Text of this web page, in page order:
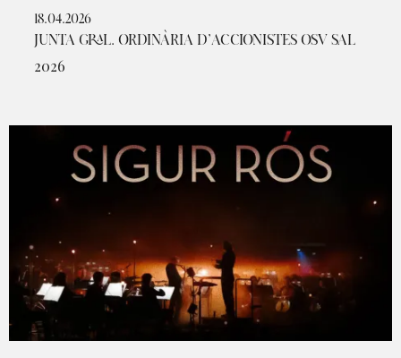
18.04.2026
JUNTA GRAL. ORDINÀRIA D’ACCIONISTES OSV SAL
2026